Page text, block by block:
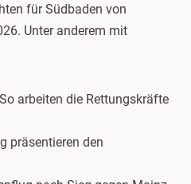
für Südbaden von
Unter anderem mit
arbeiten die Rettungskräfte
präsentieren den